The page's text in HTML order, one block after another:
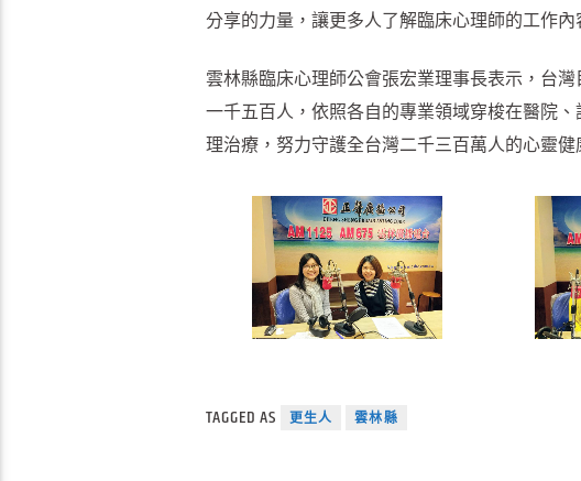
分享的力量，讓更多人了解臨床心理師的工作內
雲林縣臨床心理師公會張宏業理事長表示，台
一千五百人，依照各自的專業領域穿梭在醫院
理治療，努力守護全台灣二千三百萬人的心靈健
TAGGED AS 更生人 雲林縣